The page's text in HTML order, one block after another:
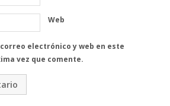
Web
electrónico y web en este
vez que comente.